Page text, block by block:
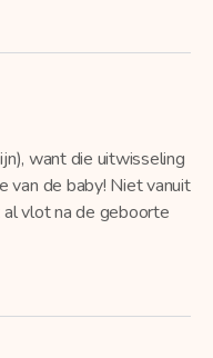
want die uitwisseling
van de baby! Niet vanuit
vlot na de geboorte